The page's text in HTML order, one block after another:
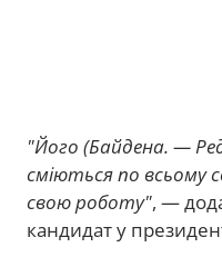
"Його (Байдена. —
сміються по всьому
свою роботу", —
кандидат у